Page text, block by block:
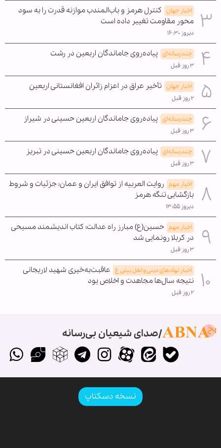
اخبار جهان کنترل هرمز و باب‌المندب موازنه قدرت را به سود
محور مقاومت تغییر داده است
دیروز ۱۶:۳۰
چندرسانه‌ای پیاده‌روی جاماندگان اربعین در رشت
۳ روز قبل
اخبار جهان تأخیر عراق در اعزام زائران افغانستانی اربعین
۲ روز قبل
چندرسانه‌ای پیاده‌روی جاماندگان اربعین حسینی در شیراز
۳ روز قبل
چندرسانه‌ای پیاده‌روی جاماندگان اربعین حسینی در تبریز
۳ روز قبل
اخبار مهم روایت العربیه از توافق ایران و عمان؛ جزئیات و شروط
بازگشایی تنگه هرمز
دیروز ۱۳:۵۵
اخبار مهم حسین(ع) مبارز راه عدالت؛ کتاب اندیشمند مسیحی
در کربلا رونمایی شد
۳ روز قبل
اخبار نهادهای دینی و اهل بیتی ع عاقبت‌به‌خیری شهید لاریجانی
نتیجه سال‌ها مجاهدت و اخلاص بود
۲ روز قبل
صدای شیعیان بی‌رسانه
نسخه دسکتاپ